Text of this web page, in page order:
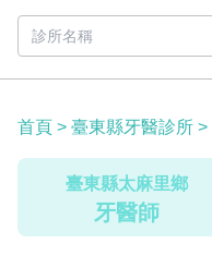
首頁 > 臺東縣牙醫診所 >
臺東縣太麻里鄉
牙醫師